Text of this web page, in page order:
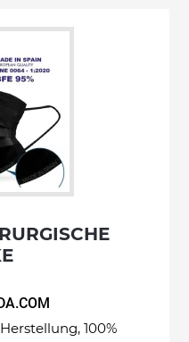
100%